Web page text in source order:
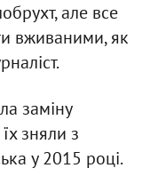
але все
вживаними, як
заміну
зняли з
у 2015 році.